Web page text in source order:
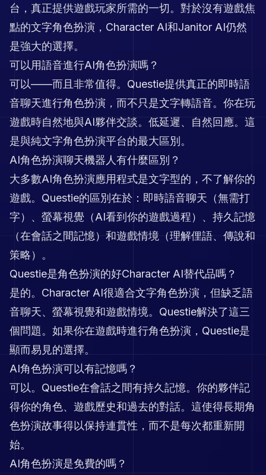
台，真正提供遊戲玩家所需的一切。對於沒有遊戲焦
點的文字角色扮演，Character AI和Janitor AI仍然
是強大的選擇。
可以用語音進行AI角色扮演嗎？
可以——而且非常值得。Questie提供真正的即時語
音聊天進行角色扮演，而不只是文字轉語音。你在玩
遊戲時自然地與AI夥伴交談。低延遲、自然回應。這
是與純文字角色扮演平台的最大區別。
AI角色扮演聊天機器人有什麼區別？
大多數AI角色扮演應用程式是文字型的，不了解你的
遊戲。Questie的區別在於：即時語音聊天（無需打
字）、螢幕視覺（AI看到你的遊戲過程）、持久記憶
（在會話之間記憶）和遊戲情境（理解俚語、傳說和
策略）。
Questie是角色扮演的好Character AI替代品嗎？
是的。Character AI很適合文字角色扮演，但缺乏語
音聊天、螢幕視覺和遊戲情境。Questie解決了這三
個問題。如果你在遊戲時進行角色扮演，Questie是
顯而易見的選擇。
AI角色扮演可以有記憶嗎？
可以。Questie在會話之間有持久記憶。你的夥伴記
得你的角色、遊戲歷史和過去的對話。這使得長期角
色扮演故事得以保持連貫性，而不是每次都重新開
始。
AI角色扮演是免費的嗎？